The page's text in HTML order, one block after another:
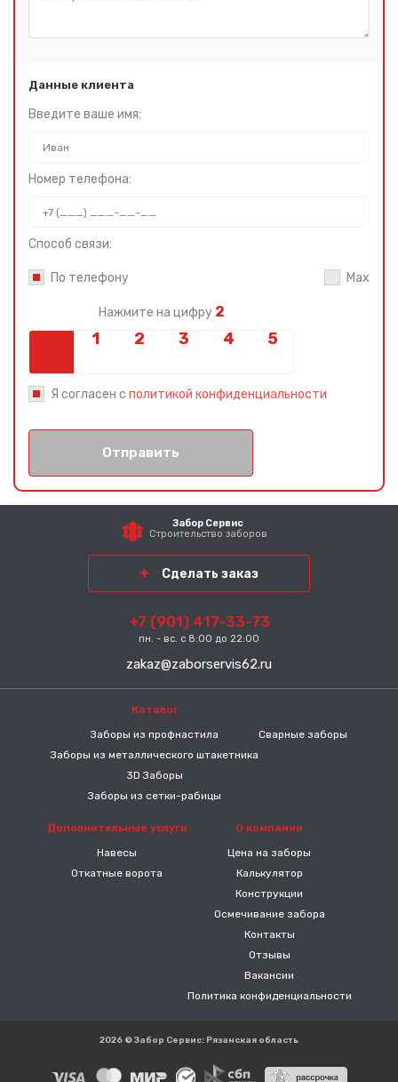
Данные клиента
Введите ваше имя:
Номер телефона:
Способ связи:
По телефону Max
Нажмите на цифру 2
Я согласен с политикой конфиденциальности
Отправить
Забор Сервис
Строительство заборов
Сделать заказ
+7 (901) 417-33-73
пн. - вс. с 8:00 до 22:00
zakaz@zaborservis62.ru
Каталог
Заборы из профнастила
Заборы из металлического штакетника
3D Заборы
Заборы из сетки-рабицы
Сварные заборы
Дополнительные услуги
Навесы
Откатные ворота
О компании
Цена на заборы
Калькулятор
Конструкции
Осмечивание забора
Контакты
Отзывы
Вакансии
Политика конфиденциальности
2026 © Забор Сервис: Рязанская область